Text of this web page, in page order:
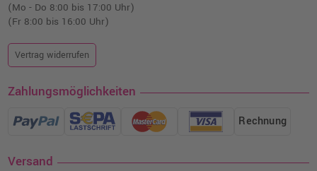
(Mo - Do 8:00 bis 17:00 Uhr)
(Fr 8:00 bis 16:00 Uhr)
Vertrag widerrufen
Zahlungsmöglichkeiten
Rechnung
Versand